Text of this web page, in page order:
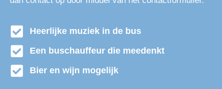
Heerlijke muziek in de bus
Een buschauffeur die meedenkt
Bier en wijn mogelijk